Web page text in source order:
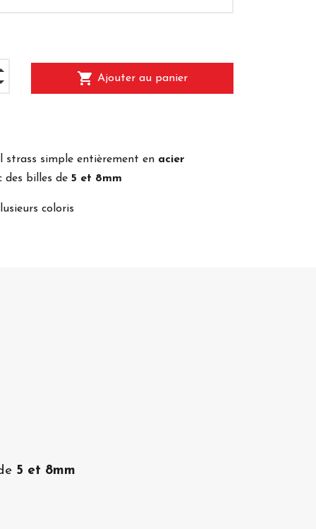
shopping_cart Ajouter au panier
strass simple entièrement en acier
des billes de 5 et 8mm
coloris
5 et 8mm